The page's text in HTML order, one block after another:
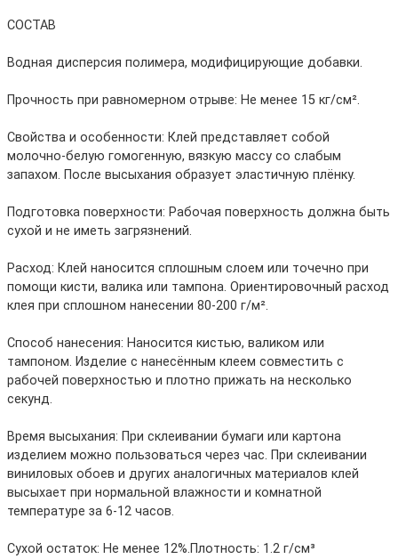
СОСТАВ
Водная дисперсия полимера, модифицирующие добавки.
Прочность при равномерном отрыве: Не менее 15 кг/см².
Свойства и особенности: Клей представляет собой
молочно-белую гомогенную, вязкую массу со слабым
запахом. После высыхания образует эластичную плёнку.
Подготовка поверхности: Рабочая поверхность должна быть
сухой и не иметь загрязнений.
Расход: Клей наносится сплошным слоем или точечно при
помощи кисти, валика или тампона. Ориентировочный расход
клея при сплошном нанесении 80-200 г/м².
Способ нанесения: Наносится кистью, валиком или
тампоном. Изделие с нанесённым клеем совместить с
рабочей поверхностью и плотно прижать на несколько
секунд.
Время высыхания: При склеивании бумаги или картона
изделием можно пользоваться через час. При склеивании
виниловых обоев и других аналогичных материалов клей
высыхает при нормальной влажности и комнатной
температуре за 6-12 часов.
Сухой остаток: Не менее 12%.Плотность: 1.2 г/см³